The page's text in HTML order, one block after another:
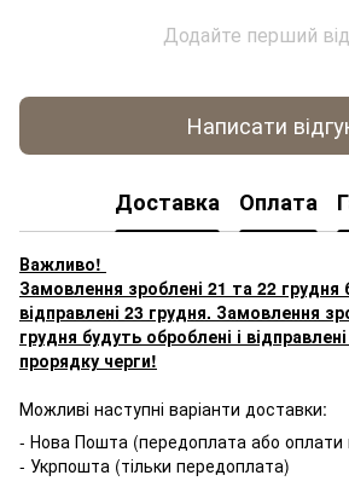
Додайте перший
Написати
Доставка Оплата
Важливо!
Замовлення зроблені 21 та 22 грудня
відправлені 23 грудня. Замовлення
грудня будуть оброблені і
прорядку черги!
Можливі наступні варіанти доставки:
- Нова Пошта (передоплата або оплати
- Укрпошта (тільки передоплата)